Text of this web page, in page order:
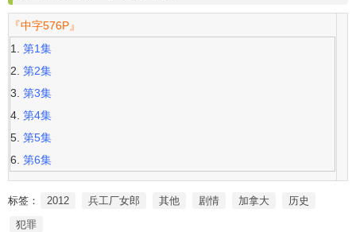
『中字576P』
第1集
第2集
第3集
第4集
第5集
第6集
标签： 2012 兵工厂女郎 其他 剧情 加拿大
历史
犯罪